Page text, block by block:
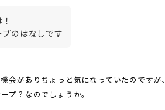
のはなしです
会がありちょっと気になっていたのですが、
プ？なのでしょうか。